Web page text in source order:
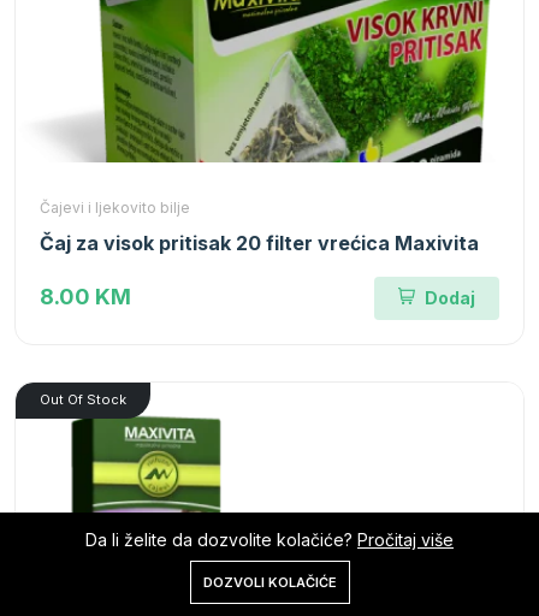
Čajevi i ljekovito bilje
Čaj za visok pritisak 20 filter vrećica Maxivita
8.00 KM Dodaj
Out Of Stock
Korpa
Da li želite da dozvolite kolačiće? Pročitaj više
DOZVOLI KOLAČIĆE